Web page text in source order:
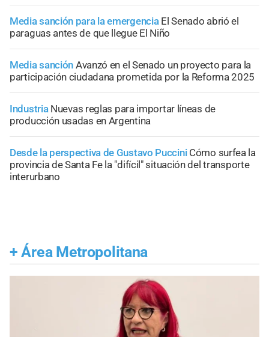
Media sanción para la emergencia El Senado abrió el
paraguas antes de que llegue El Niño
Media sanción Avanzó en el Senado un proyecto para la
participación ciudadana prometida por la Reforma 2025
Industria Nuevas reglas para importar líneas de
producción usadas en Argentina
Desde la perspectiva de Gustavo Puccini Cómo surfea la
provincia de Santa Fe la "difícil" situación del transporte
interurbano
+ Área Metropolitana